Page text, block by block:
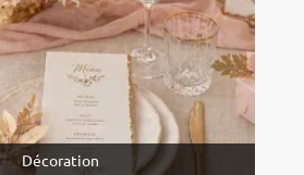
Décoration